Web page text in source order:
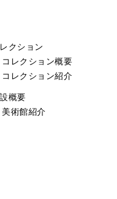
クション
レクション概要
レクション紹介
概要
術館紹介